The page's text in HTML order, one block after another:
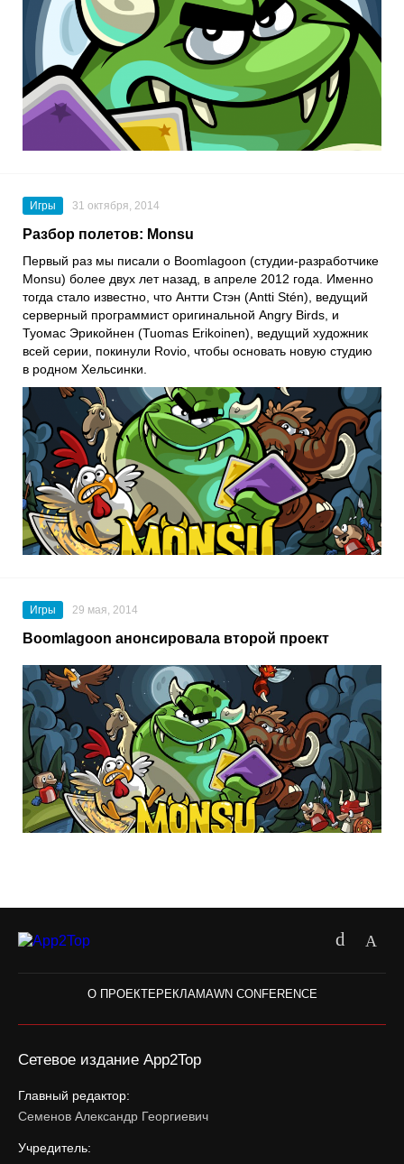
Игры 31 октября, 2014
Разбор полетов: Monsu
Первый раз мы писали о Boomlagoon (студии-разработчике
Monsu) более двух лет назад, в апреле 2012 года. Именно
тогда стало известно, что Антти Стэн (Antti Stén), ведущий
серверный программист оригинальной Angry Birds, и
Туомас Эрикойнен (Tuomas Erikoinen), ведущий художник
всей серии, покинули Rovio, чтобы основать новую студию
в родном Хельсинки.
Игры 29 мая, 2014
Boomlagoon анонсировала второй проект
О ПРОЕКТЕРЕКЛАМАWN CONFERENCE
Сетевое издание App2Top
Главный редактор:
Семенов Александр Георгиевич
Учредитель: